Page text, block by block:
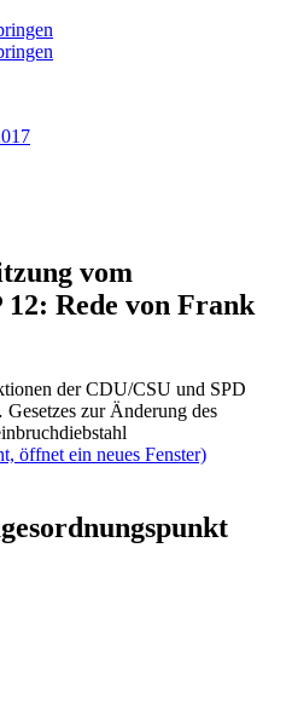
vom
12: Rede von Frank
der CDU/CSU und SPD
zur Änderung des
öffnet ein neues Fenster)